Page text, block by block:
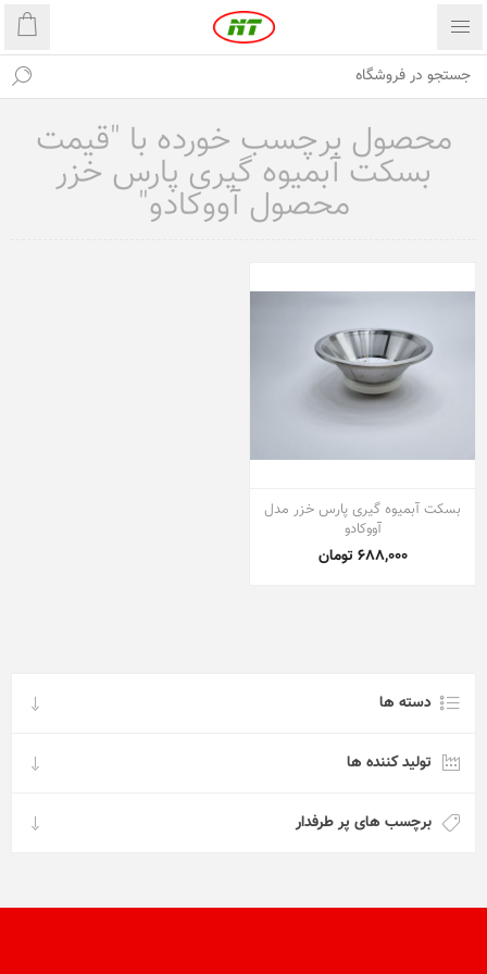
محصول برچسب خورده با "قیمت
بسکت آبمیوه گیری پارس خزر
محصول آووکادو"
بسکت آبمیوه گیری پارس خزر مدل
آووکادو
688,000 تومان
دسته ها
تولید کننده ها
برچسب های پر طرفدار